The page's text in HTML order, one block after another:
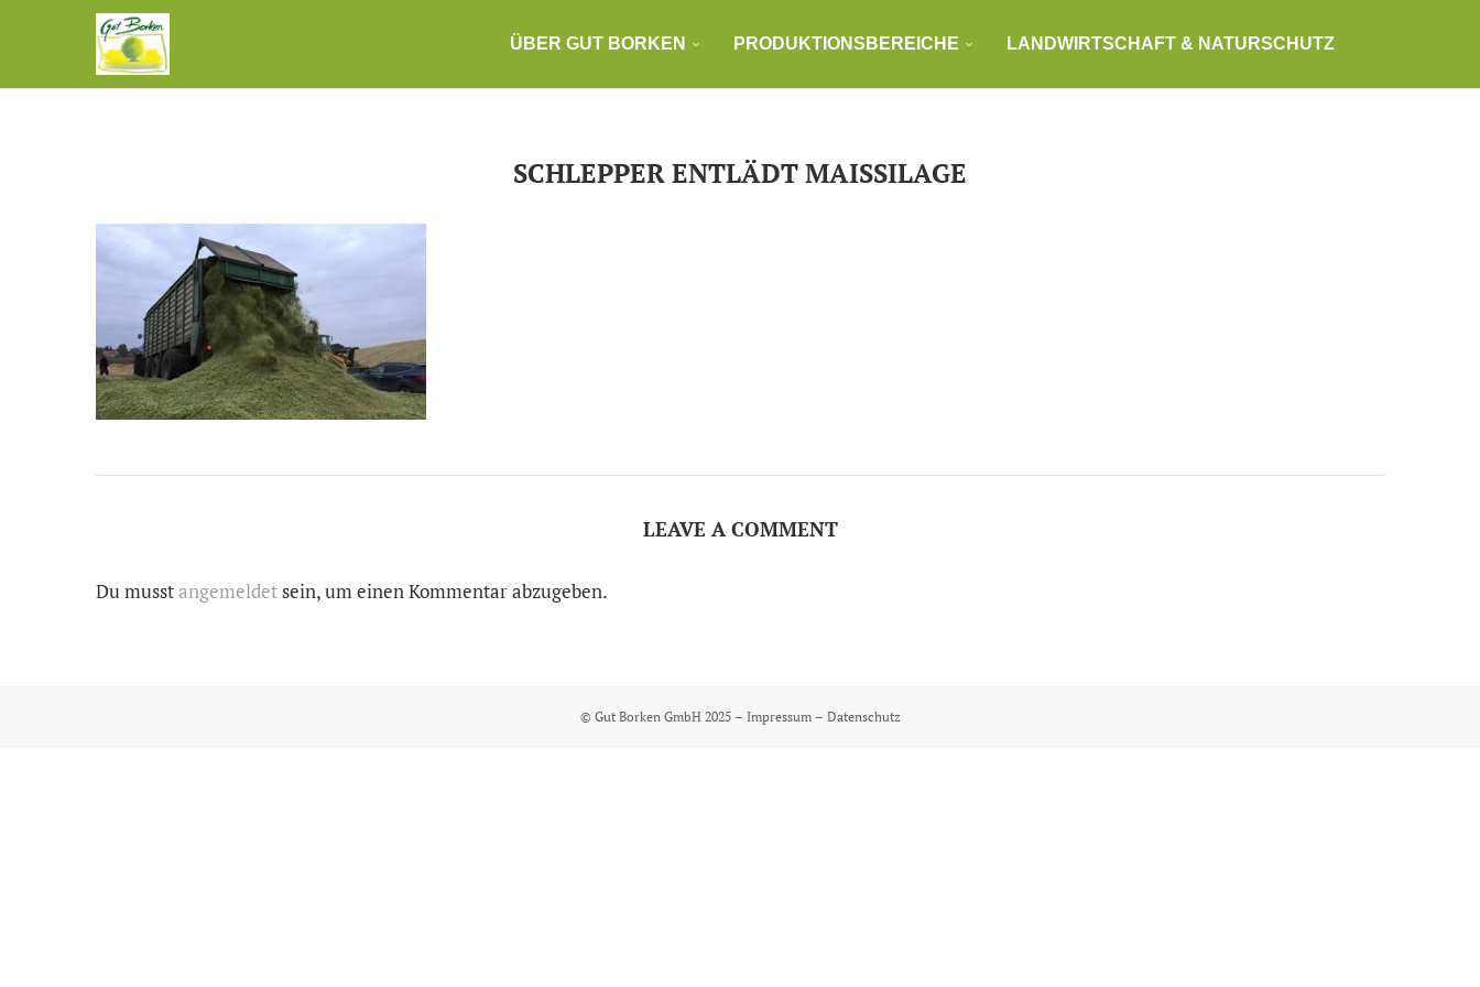
ÜBER GUT BORKEN PRODUKTIONSBEREICHE LANDWIRTSCHAFT & NATURSCHUTZ
SCHLEPPER ENTLÄDT MAISSILAGE
LEAVE A COMMENT
Du musstangemeldet sein, um einen Kommentar abzugeben.
© Gut Borken GmbH 2025 – Impressum– Datenschutz